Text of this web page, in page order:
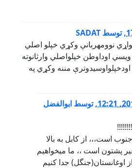
SADAT
وکړي خپلو اصلي
خپلواصلي وارثانوته
مننه وکړي په
,توسطابوالفضل
از کابل به بالا
است ،، ما میخواهیم
جدا کنیم